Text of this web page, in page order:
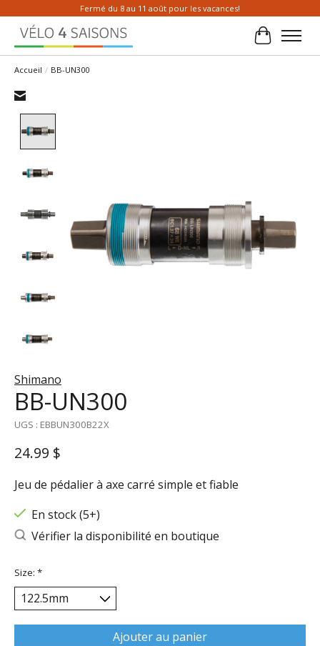
Fermé du 8 au 11 août pour les vacances!
Panier
Accueil / BB-UN300
Shimano
BB-UN300
UGS : EBBUN300B22X
24.99 $
Jeu de pédalier à axe carré simple et fiable
En stock (5+)
Vérifier la disponibilité en boutique
Size: *
Ajouter au panier